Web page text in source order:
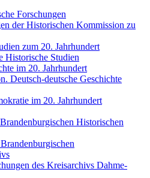
Forschungen
der Historischen Kommission zu
zum 20. Jahrhundert
Historische Studien
im 20. Jahrhundert
Deutsch-deutsche Geschichte
im 20. Jahrhundert
Historischen
des Kreisarchivs Dahme-